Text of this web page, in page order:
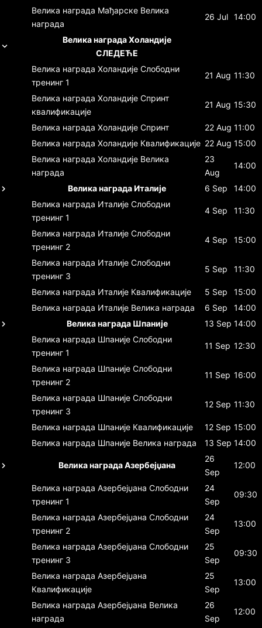
Велика награда Мађарске Велика
награда
26 Jul 14:00
Велика награда Холандије
СЛЕДЕЋЕ
Велика награда Холандије Слободни
тренинг 1
21 Aug 11:30
Велика награда Холандије Спринт
квалификације
21 Aug 15:30
Велика награда Холандије Спринт 22 Aug 11:00
Велика награда Холандије Квалификације 22 Aug 15:00
Велика награда Холандије Велика
награда
23
Aug
14:00
Велика награда Италије 6 Sep
14:00
Велика награда Италије Слободни
тренинг 1
4 Sep 11:30
Велика награда Италије Слободни
тренинг 2
4 Sep 15:00
Велика награда Италије Слободни
тренинг 3
5 Sep 11:30
Велика награда Италије Квалификације 5 Sep
15:00
Велика награда Италије Велика награда 6 Sep
14:00
Велика награда Шпаније
13 Sep 14:00
Велика награда Шпаније Слободни
тренинг 1
11 Sep 12:30
Велика награда Шпаније Слободни
тренинг 2
11 Sep 16:00
Велика награда Шпаније Слободни
тренинг 3
12 Sep 11:30
Велика награда Шпаније Квалификације 12 Sep 15:00
Велика награда Шпаније Велика награда 13 Sep 14:00
Велика награда Азербејџана
26
Sep
12:00
Велика награда Азербејџана Слободни
тренинг 1
24
Sep
09:30
Велика награда Азербејџана Слободни
тренинг 2
24
Sep
13:00
Велика награда Азербејџана Слободни
тренинг 3
25
Sep
09:30
Велика награда Азербејџана
Квалификације
25
Sep
13:00
Велика награда Азербејџана Велика
награда
26
Sep
12:00